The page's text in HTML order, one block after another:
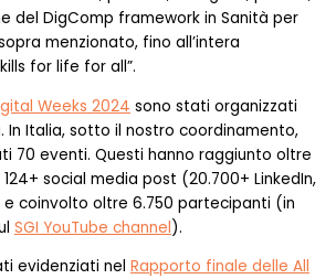
del DigComp framework in Sanità per
menzionato, fino all’intera
for life for all”.
Weeks 2024 sono stati organizzati
In Italia, sotto il nostro coordinamento,
70 eventi. Questi hanno raggiunto oltre
social media post (20.700+ LinkedIn,
coinvolto oltre 6.750 partecipanti (in
SGI YouTube channel).
evidenziati nel Rapporto finale delle All